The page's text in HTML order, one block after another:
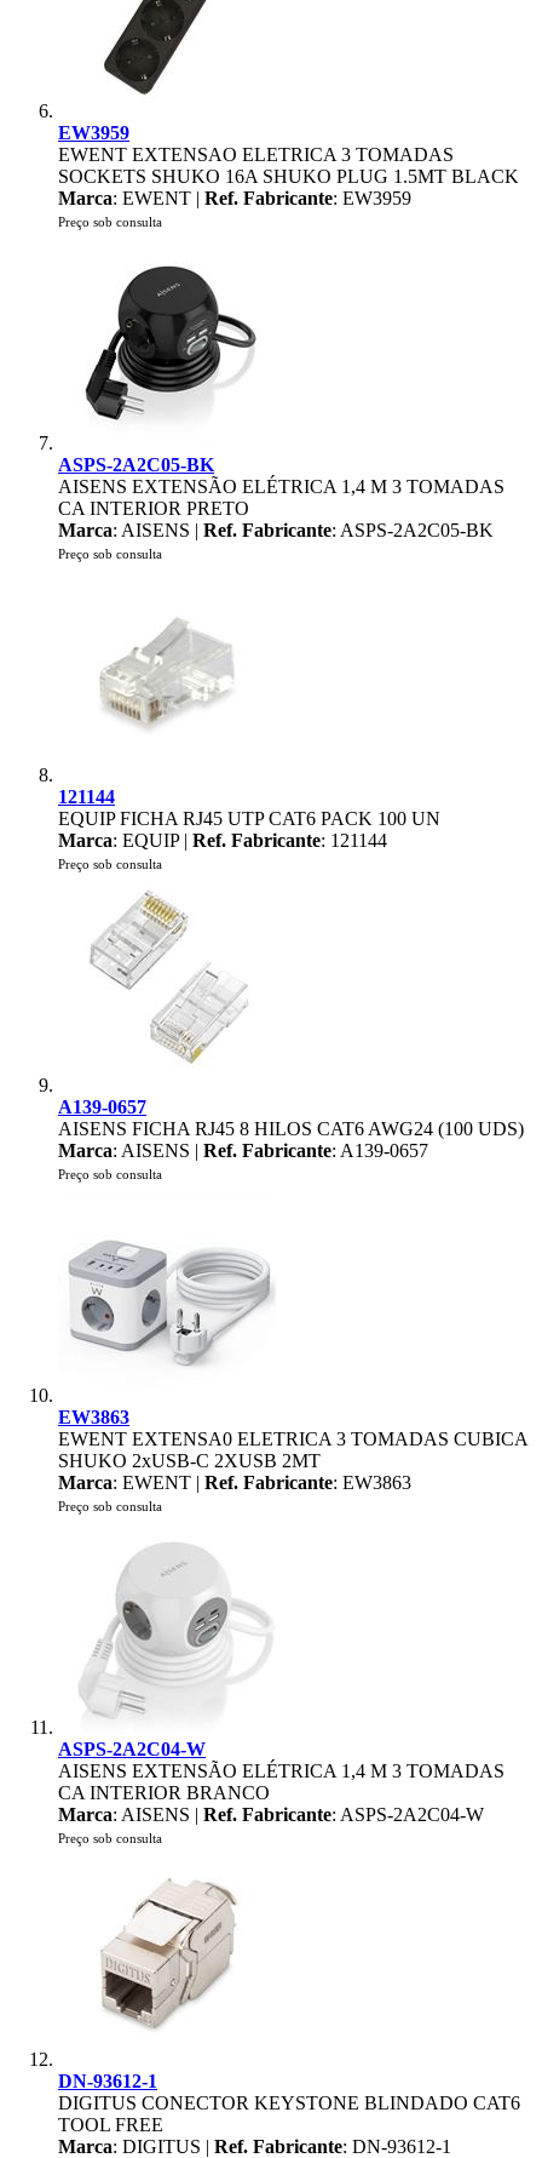
EW3959
EWENT EXTENSAO ELETRICA 3 TOMADAS
SOCKETS SHUKO 16A SHUKO PLUG 1.5MT BLACK
Marca: EWENT | Ref. Fabricante: EW3959
Preço sob consulta
ASPS-2A2C05-BK
AISENS EXTENSÃO ELÉTRICA 1,4 M 3 TOMADAS
CA INTERIOR PRETO
Marca: AISENS | Ref. Fabricante: ASPS-2A2C05-BK
Preço sob consulta
121144
EQUIP FICHA RJ45 UTP CAT6 PACK 100 UN
Marca: EQUIP | Ref. Fabricante: 121144
Preço sob consulta
A139-0657
AISENS FICHA RJ45 8 HILOS CAT6 AWG24 (100 UDS)
Marca: AISENS | Ref. Fabricante: A139-0657
Preço sob consulta
EW3863
EWENT EXTENSA0 ELETRICA 3 TOMADAS CUBICA
SHUKO 2xUSB-C 2XUSB 2MT
Marca: EWENT | Ref. Fabricante: EW3863
Preço sob consulta
ASPS-2A2C04-W
AISENS EXTENSÃO ELÉTRICA 1,4 M 3 TOMADAS
CA INTERIOR BRANCO
Marca: AISENS | Ref. Fabricante: ASPS-2A2C04-W
Preço sob consulta
DN-93612-1
DIGITUS CONECTOR KEYSTONE BLINDADO CAT6
TOOL FREE
Marca: DIGITUS | Ref. Fabricante: DN-93612-1